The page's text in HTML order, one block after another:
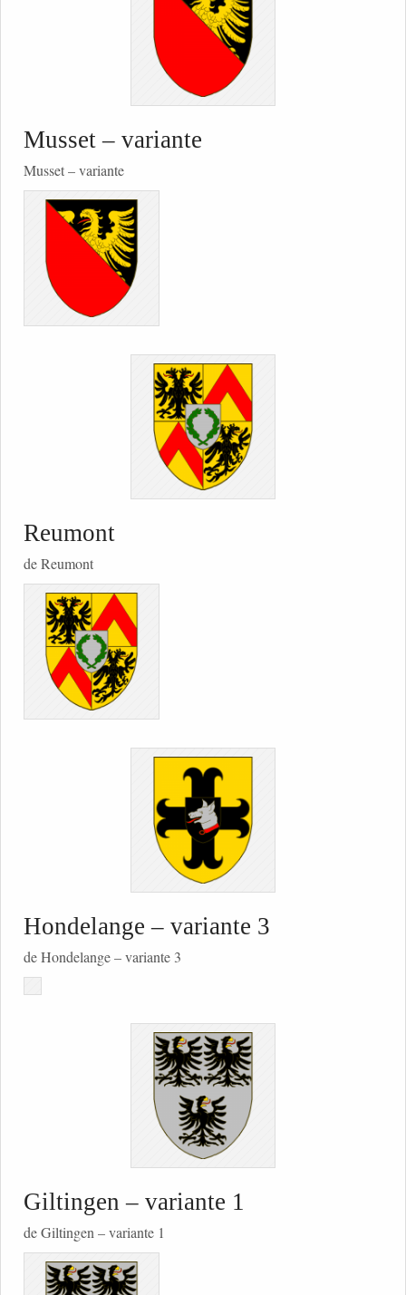
Musset – variante
Musset – variante
Reumont
de Reumont
Hondelange – variante 3
de Hondelange – variante 3
Giltingen – variante 1
de Giltingen – variante 1